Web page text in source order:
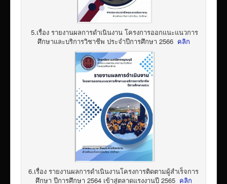
5.เรื่อง รายงานผลการดำเนินงาน โครงการออกแนะแนวการ
ศึกษาและบริการวิชาชีพ ประจำปีการศึกษา 2566 คลิก
6.เรื่อง รายงานผลการดำเนินงานโครงการติดตามผู้สำเร็จการ
ศึกษา ปีการศึกษา 2564 เข้าสู่ตลาดแรงงานปี 2565 คลิก